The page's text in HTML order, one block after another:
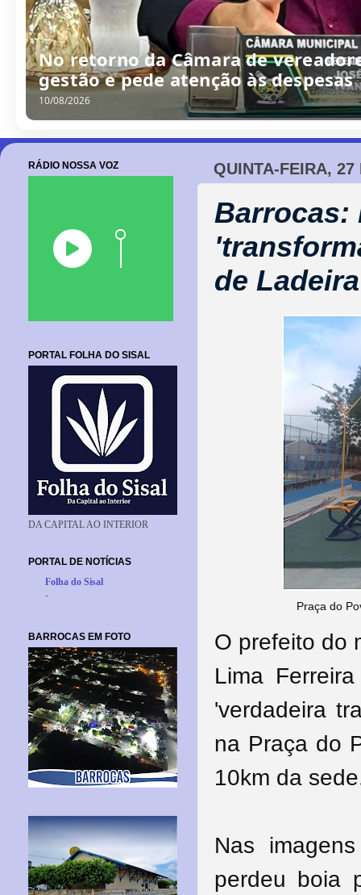
/
0
8
/
2
0
2
6
QUINTA-FEIRA, 27
Barrocas:
de
Praça do
O prefeito do
Lima
'verdadeira
na Praça do
10km da
Nas
perdeu boia
RÁDIO NOSSA VOZ
PORTAL FOLHA DO SISAL
DA CAPITAL AO INTERIOR
PORTAL DE NOTÍCIAS
Folha do Sisal
-
BARROCAS EM FOTO